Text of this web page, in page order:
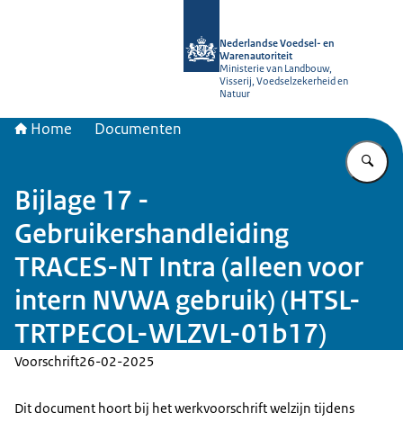
Nederlandse Voedsel- en
Warenautoriteit
Ministerie van Landbouw,
Visserij, Voedselzekerheid en
Natuur
Home Documenten
Bijlage 17 -
Gebruikershandleiding
TRACES-NT Intra (alleen voor
intern NVWA gebruik) (HTSL-
TRTPECOL-WLZVL-01b17)
Voorschrift26-02-2025
Dit document hoort bij het werkvoorschrift welzijn tijdens